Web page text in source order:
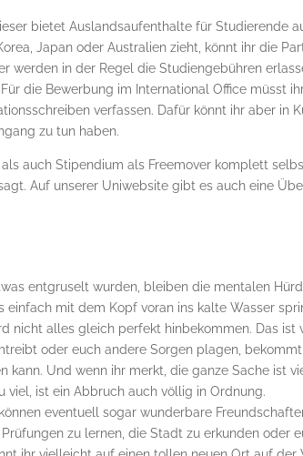
bietet Auslandsaufenthalte für Studierende
Japan oder Australien zieht, könnt ihr die
werden in der Regel die Studiengebühren
die Bewerbung im International Office müsst
verfassen. Dafür könnt ihr aber in
zu tun haben.
auch Stipendium als Freemover komplett
Auf unserer Uniwebsite gibt es auch eine
entgruselt wurden, bleiben die mentalen
einfach mit dem Kopf voran ins kalte Wasser
nicht alles gleich perfekt hinbekommen. Das ist
oder euch andere Sorgen plagen,
Und wenn ihr merkt, die ganze Sache ist
ist ein Abbruch auch völlig in Ordnung.
eventuell sogar wunderbare
zu lernen, die Stadt zu erkunden oder